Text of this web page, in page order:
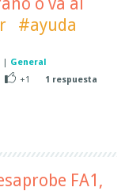
#ayuda
| General
+1
1 respuesta
FA1,